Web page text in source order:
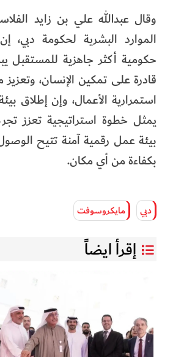
وقال عبدالله علي بن زايد
الموارد البشرية لحكومة دبي،
حكومية أكثر جاهزية للمستقبل
قادرة على تمكين الإنسان،
استمرارية الأعمال، وإن إطلاق
يمثل خطوة استراتيجية تعزز
بيئة عمل رقمية آمنة تتيح
بكفاءة من أي مكان.
دبي مايكروسوفت
إقرأ ايضاً